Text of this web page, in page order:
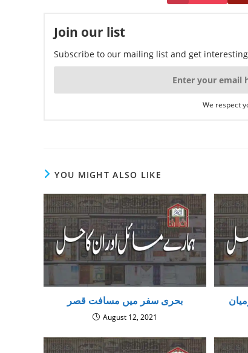
Join our list
Subscribe to our mailing list and get
We respect
YOU MIGHT ALSO LIKE
بحری سفر میں مسافت قصر
August 12, 2021